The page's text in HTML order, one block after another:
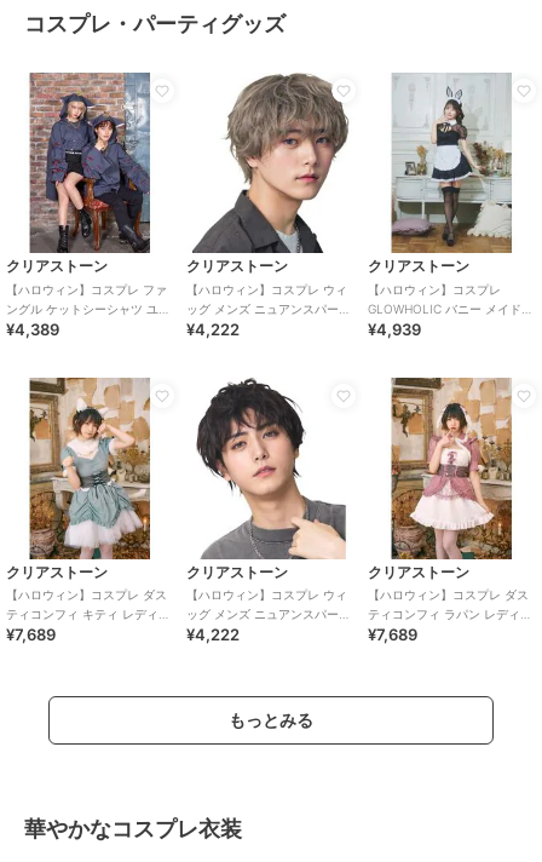
コスプレ・パーティグッズ
クリアストーン
【ハロウィン】コスプレ ファ
ングル ケットシーシャツ ユニ
セックス グレー ハロウィーン
¥4,389
クリアストーン
【ハロウィン】コスプレ ウィ
ッグ メンズ ニュアンスパーマ
アッシュ ベージュ
¥4,222
クリアストーン
【ハロウィン】コスプレ
GLOWHOLIC バニー メイド
レディース ブラック
¥4,939
クリアストーン
【ハロウィン】コスプレ ダス
ティコンフィ キティ レディー
ス サックスブルー
¥7,689
クリアストーン
【ハロウィン】コスプレ ウィ
ッグ メンズ ニュアンスパーマ
ブラック
¥4,222
クリアストーン
【ハロウィン】コスプレ ダス
ティコンフィ ラパン レディー
ス ピンク
¥7,689
もっとみる
華やかなコスプレ衣装